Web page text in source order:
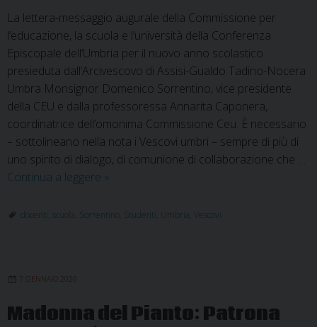
La lettera-messaggio augurale della Commissione per
l’educazione, la scuola e l’università della Conferenza
Episcopale dell’Umbria per il nuovo anno scolastico
presieduta dall’Arcivescovo di Assisi-Gualdo Tadino-Nocera
Umbra Monsignor Domenico Sorrentino, vice presidente
della CEU e dalla professoressa Annarita Caponera,
coordinatrice dell’omonima Commissione Ceu. È necessario
– sottolineano nella nota i Vescovi umbri – sempre di più di
uno spirito di dialogo, di comunione di collaborazione che …
Continua a leggere Messaggio
dei
scuola
»
docenti scuola Sorrentino Studenti Umbria Vescovi
7 GENNAIO 2020
Madonna del Pianto: Patrona